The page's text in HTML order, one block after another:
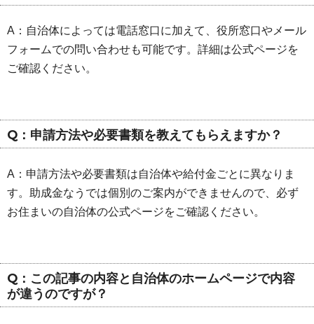
A：自治体によっては電話窓口に加えて、役所窓口やメール
フォームでの問い合わせも可能です。詳細は公式ページを
ご確認ください。
Q：申請方法や必要書類を教えてもらえますか？
A：申請方法や必要書類は自治体や給付金ごとに異なりま
す。助成金なうでは個別のご案内ができませんので、必ず
お住まいの自治体の公式ページをご確認ください。
Q：この記事の内容と自治体のホームページで内容
が違うのですが？